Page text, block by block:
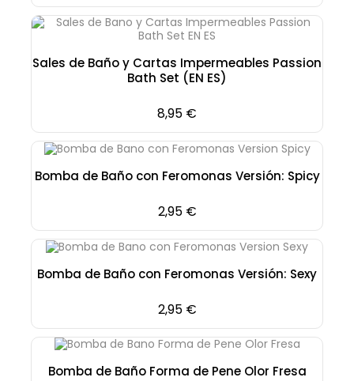
Sales de Baño y Cartas Impermeables Passion
Bath Set (EN ES)
Precio
8,95 €
Bomba de Baño con Feromonas Versión: Spicy
Precio
2,95 €
Bomba de Baño con Feromonas Versión: Sexy
Precio
2,95 €
Bomba de Baño Forma de Pene Olor Fresa